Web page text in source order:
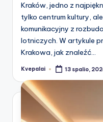
Kraków, jedno z
tylko centrum kultury,
komunikacyjny z
lotniczych. W artykule
Krakowa, jak znaleźć…
Posted
Kvepalai 13 spalio,